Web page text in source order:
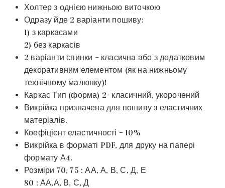
Холтер з однією нижньою виточкою
Одразу йде 2 варіанти пошиву:
1) з каркасами
2) без каркасів
2 варіанти спинки – класична або з додатковим
декоративним елементом (як на нижньому
технічному малюнку)!
Каркас Тип (форма) 2- класичний, укорочений
Викрійка призначена для пошиву з еластичних
матеріалів.
Коефіцієнт еластичності – 10%
Викрійка в форматі PDF, для друку на папері
формату А4.
Розміри 70, 75 : АА, А, В, С, Д, Е
80 : АА,А, В, С, Д